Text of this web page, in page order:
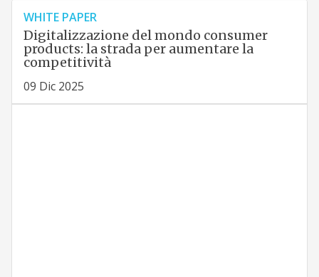
WHITE PAPER
Digitalizzazione del mondo consumer
products: la strada per aumentare la
competitività
09 Dic 2025